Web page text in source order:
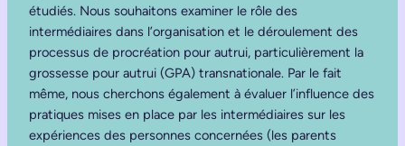
étudiés. Nous souhaitons examiner le rôle des
intermédiaires dans l’organisation et le déroulement des
processus de procréation pour autrui, particulièrement la
grossesse pour autrui (GPA) transnationale. Par le fait
même, nous cherchons également à évaluer l’influence des
pratiques mises en place par les intermédiaires sur les
expériences des personnes concernées (les parents